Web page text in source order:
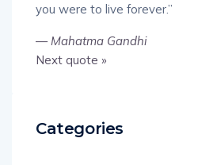
you were to live forever.”
—Mahatma Gandhi
Next quote »
Categories